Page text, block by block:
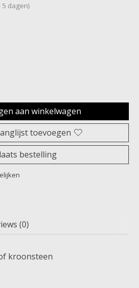
5 dagen)
aan winkelwagen
toevoegen
bestelling
(0)
kroonsteen